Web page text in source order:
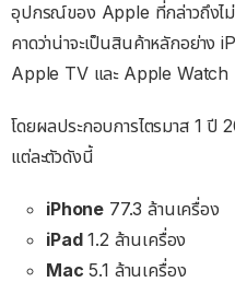
อุปกรณ์ของ Apple ที่กล่าวถึงไม่
คาดว่าน่าจะเป็นสินค้าหลักอย่า
Apple TV และ Apple Watch
โดยผลประกอบการไตรมาส 1 ปี
แต่ละตัวดังนี้
iPhone 77.3 ล้านเครื่อง
iPad1.2 ล้านเครื่อง
Mac 5.1 ล้านเครื่อง